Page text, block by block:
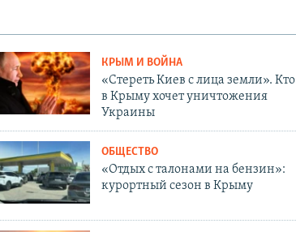
КРЫМ И ВОЙНА
«Стереть Киев с лица земли». Кто
в Крыму хочет уничтожения
Украины
ОБЩЕСТВО
«Отдых с талонами на бензин»:
курортный сезон в Крыму